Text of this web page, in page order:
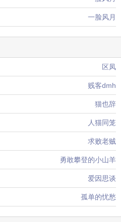
一脸风月
区凤
贱客dmh
猫也辞
人猫同笼
求败老贼
勇敢攀登的小山羊
爱因思谈
孤单的忧愁